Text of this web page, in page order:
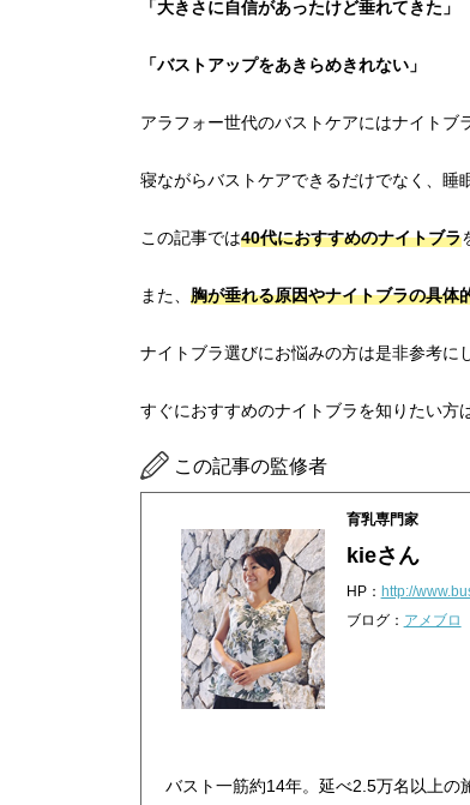
「大きさに自信があったけど垂れてきた」
「バストアップをあきらめきれない」
アラフォー世代のバストケアにはナイトブ
寝ながらバストケアできるだけでなく、睡
この記事では40代におすすめのナイトブラ
また、 胸が垂れる原因やナイトブラの具体
ナイトブラ選びにお悩みの方は是非参考に
すぐにおすすめのナイトブラを知りたい方
この記事の監修者
育乳専門家
kieさん
HP： http://
ブログ： アメブロ
バスト一筋約14年。延べ2.5万名以上の